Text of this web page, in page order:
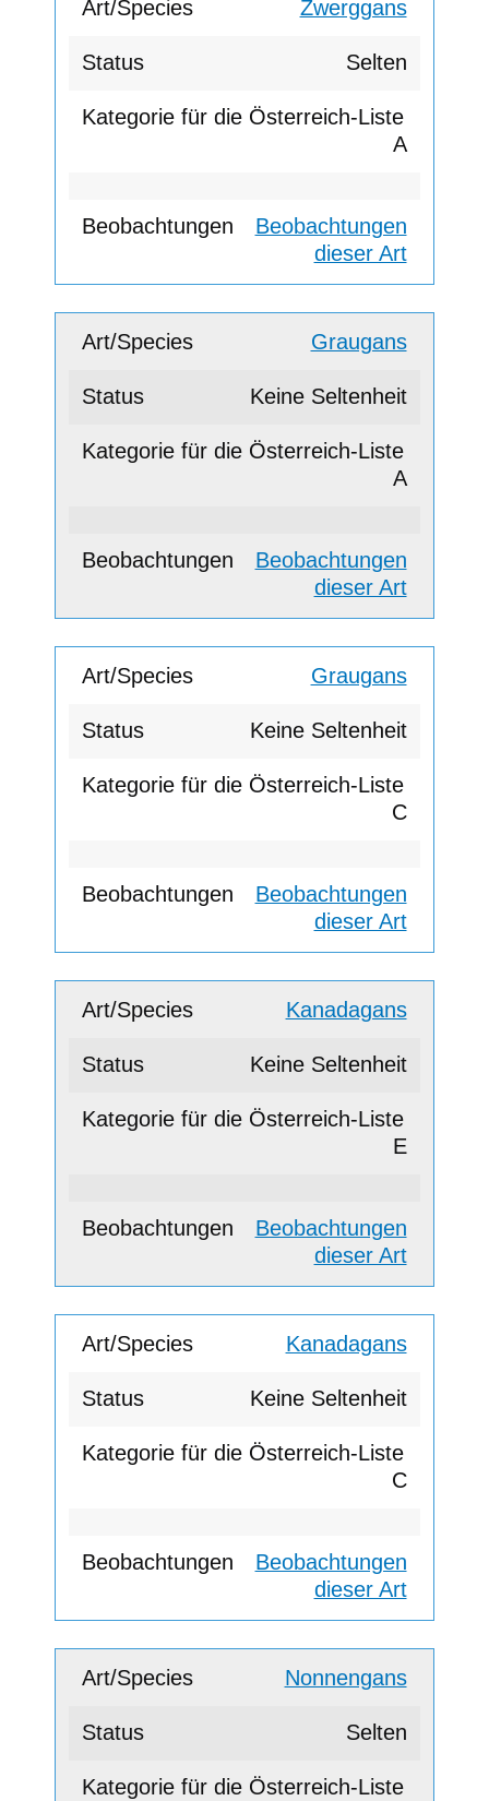
Zwerggans
Selten
A
Beobachtungen
dieser Art
Graugans
Keine Seltenheit
A
Beobachtungen
dieser Art
Graugans
Keine Seltenheit
C
Beobachtungen
dieser Art
Kanadagans
Keine Seltenheit
E
Beobachtungen
dieser Art
Kanadagans
Keine Seltenheit
C
Beobachtungen
dieser Art
Nonnengans
Selten